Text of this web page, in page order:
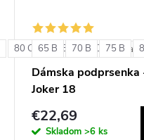
80 C 85 B 85 C +
65 B 70 B 75 B
Dámska podprsenka
Joker 18
€22,69
Skladom>6 ks